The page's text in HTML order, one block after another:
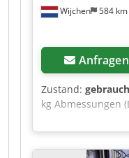
Wijchen 584 km
Anfragen
Zustand:
kg Abmessungen
Csdszrnv Uspfx
verfügbar: Nein -
Transportmaße: